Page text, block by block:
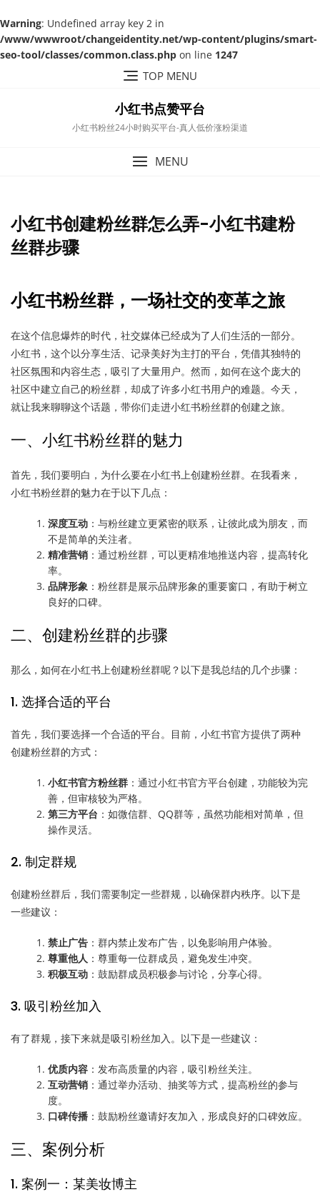
Warning: Undefined array key 2 in
/www/wwwroot/changeidentity.net/wp-content/plugins/smart-
seo-tool/classes/common.class.php on line 1247
TOP MENU
小红书点赞平台
小红书粉丝24小时购买平台-真人低价涨粉渠道
MENU
小红书创建粉丝群怎么弄-小红书建粉
丝群步骤
小红书粉丝群，一场社交的变革之旅
在这个信息爆炸的时代，社交媒体已经成为了人们生活的一部分。
小红书，这个以分享生活、记录美好为主打的平台，凭借其独特的
社区氛围和内容生态，吸引了大量用户。然而，如何在这个庞大的
社区中建立自己的粉丝群，却成了许多小红书用户的难题。今天，
就让我来聊聊这个话题，带你们走进小红书粉丝群的创建之旅。
一、小红书粉丝群的魅力
首先，我们要明白，为什么要在小红书上创建粉丝群。在我看来，
小红书粉丝群的魅力在于以下几点：
深度互动 ：与粉丝建立更紧密的联系，让彼此成为朋友，而
不是简单的关注者。
精准营销 ：通过粉丝群，可以更精准地推送内容，提高转化
率。
品牌形象 ：粉丝群是展示品牌形象的重要窗口，有助于树立
良好的口碑。
二、创建粉丝群的步骤
那么，如何在小红书上创建粉丝群呢？以下是我总结的几个步骤：
1. 选择合适的平台
首先，我们要选择一个合适的平台。目前，小红书官方提供了两种
创建粉丝群的方式：
小红书官方粉丝群 ：通过小红书官方平台创建，功能较为完
善，但审核较为严格。
第三方平台 ：如微信群、QQ群等，虽然功能相对简单，但
操作灵活。
2. 制定群规
创建粉丝群后，我们需要制定一些群规，以确保群内秩序。以下是
一些建议：
禁止广告 ：群内禁止发布广告，以免影响用户体验。
尊重他人 ：尊重每一位群成员，避免发生冲突。
积极互动 ：鼓励群成员积极参与讨论，分享心得。
3. 吸引粉丝加入
有了群规，接下来就是吸引粉丝加入。以下是一些建议：
优质内容 ：发布高质量的内容，吸引粉丝关注。
互动营销 ：通过举办活动、抽奖等方式，提高粉丝的参与
度。
口碑传播 ：鼓励粉丝邀请好友加入，形成良好的口碑效应。
三、案例分析
1. 案例一：某美妆博主